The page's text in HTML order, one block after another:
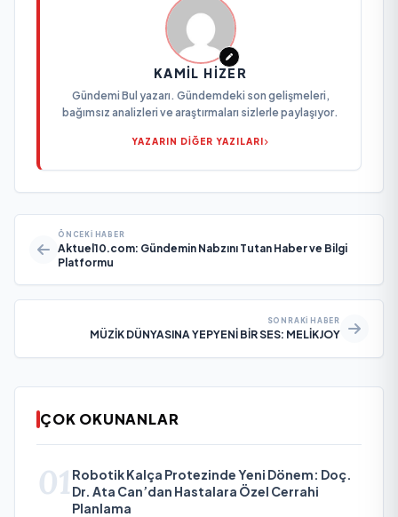
KAMIL HIZER
Gündemi Bul yazarı. Gündemdeki son gelişmeleri,
bağımsız analizleri ve araştırmaları sizlerle paylaşıyor.
YAZARIN DİĞER YAZILARI
ÖNCEKI HABER
Aktuel10.com: Gündemin Nabzını Tutan Haber ve Bilgi
Platformu
SONRAKI HABER
MÜZİK DÜNYASINA YEPYENİ BİR SES: MELİKJOY
ÇOK OKUNANLAR
01 Robotik Kalça Protezinde Yeni Dönem: Doç.
Dr. Ata Can’dan Hastalara Özel Cerrahi
Planlama